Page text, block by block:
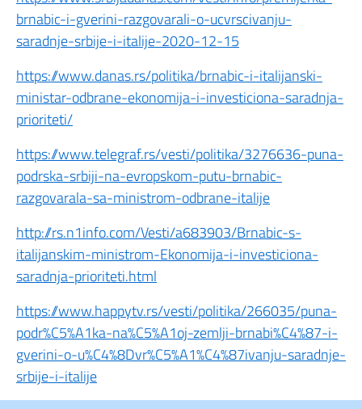
brnabic-i-gverini-razgovarali-o-ucvrscivanju-
saradnje-srbije-i-italije-2020-12-15
https://www.danas.rs/politika/brnabic-i-italijanski-
ministar-odbrane-ekonomija-i-investiciona-saradnja-
prioriteti/
https://www.telegraf.rs/vesti/politika/3276636-puna-
podrska-srbiji-na-evropskom-putu-brnabic-
razgovarala-sa-ministrom-odbrane-italije
http://rs.n1info.com/Vesti/a683903/Brnabic-s-
italijanskim-ministrom-Ekonomija-i-investiciona-
saradnja-prioriteti.html
https://www.happytv.rs/vesti/politika/266035/puna-
podr%C5%A1ka-na%C5%A1oj-zemlji-brnabi%C4%87-i-
gverini-o-u%C4%8Dvr%C5%A1%C4%87ivanju-saradnje-
srbije-i-italije